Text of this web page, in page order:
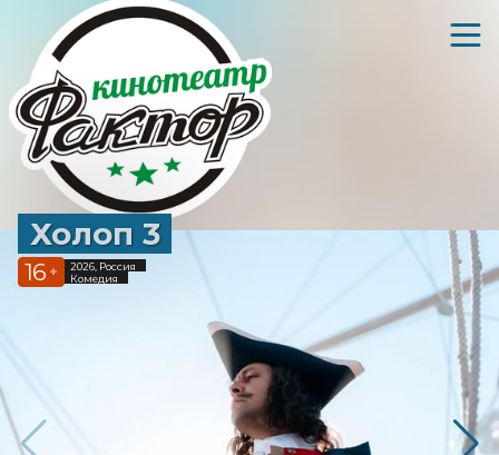
Холоп 3
16 +
2026, Россия
Комедия